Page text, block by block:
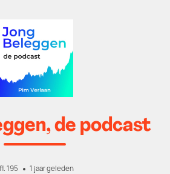
de podcast
195 1 jaar geleden